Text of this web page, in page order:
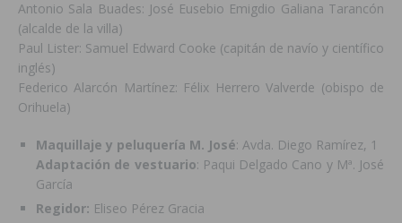
Antonio Sala Buades: José Eusebio Emigdio Galiana Tarancón
(alcalde de la villa)
Paul Lister: Samuel Edward Cooke (capitán de navío y científico
inglés)
Federico Alarcón Martínez: Félix Herrero Valverde (obispo de
Orihuela)
Maquillaje y peluquería M. José: Avda. Diego Ramírez, 1
Adaptación de vestuario: Paqui Delgado Cano y Mª. José
García
Regidor: Eliseo Pérez Gracia